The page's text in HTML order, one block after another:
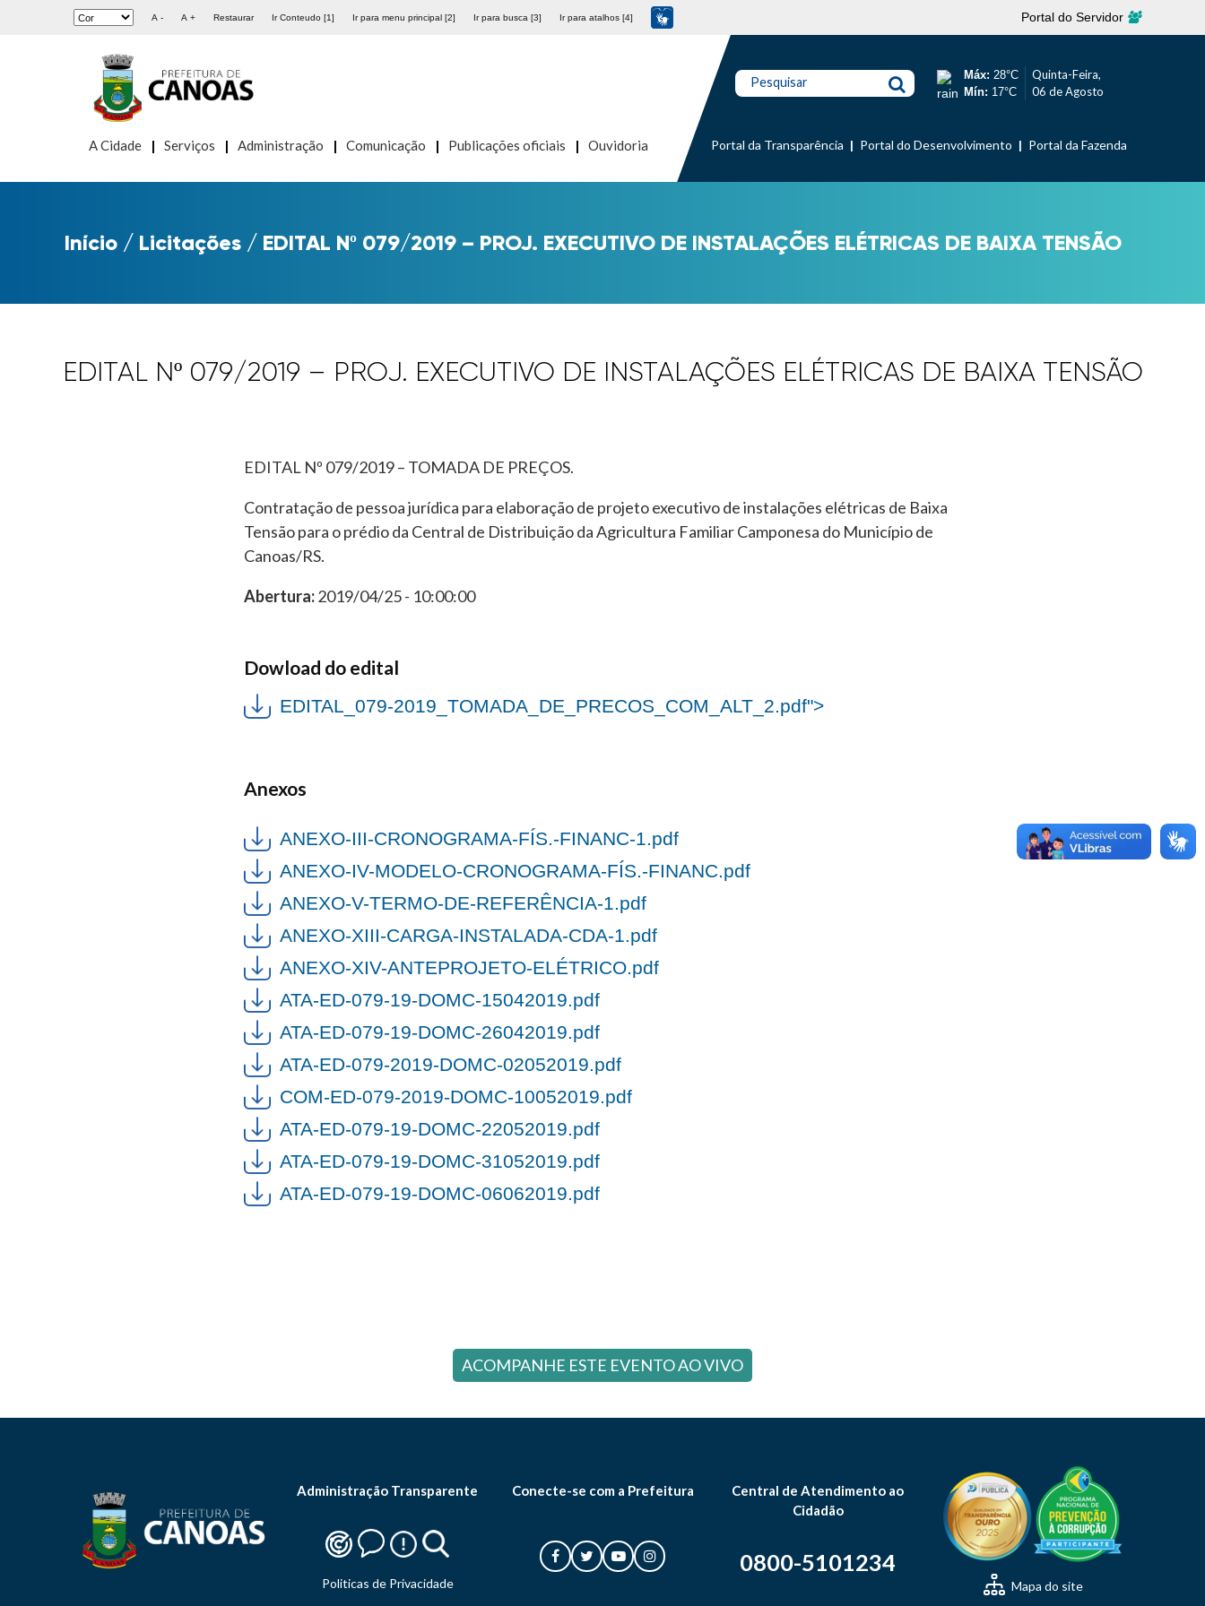
A - A + Restaurar Ir Conteudo [1] Ir para menu principal [2] Ir para busca [3] Ir para atalhos [4] Portal do Servidor
A Cidade Serviços Administração Comunicação Publicações oficiais Ouvidoria
Pesquisar Máx: 28°C
Mín: 17°C
Quinta-Feira,
06 de Agosto
Portal da Transparência Portal do Desenvolvimento Portal da Fazenda
Início / Licitações / EDITAL Nº 079/2019 – PROJ. EXECUTIVO DE INSTALAÇÕES ELÉTRICAS DE BAIXA TENSÃO
EDITAL Nº 079/2019 – PROJ. EXECUTIVO DE INSTALAÇÕES ELÉTRICAS DE BAIXA TENSÃO
EDITAL Nº 079/2019 – TOMADA DE PREÇOS.
Contratação de pessoa jurídica para elaboração de projeto executivo de instalações elétricas de Baixa
Tensão para o prédio da Central de Distribuição da Agricultura Familiar Camponesa do Município de
Canoas/RS.
Abertura:2019/04/25 - 10:00:00
Dowload do edital
EDITAL_079-2019_TOMADA_DE_PRECOS_COM_ALT_2.pdf">
Anexos
ANEXO-III-CRONOGRAMA-FÍS.-FINANC-1.pdf
ANEXO-IV-MODELO-CRONOGRAMA-FÍS.-FINANC.pdf
ANEXO-V-TERMO-DE-REFERÊNCIA-1.pdf
ANEXO-XIII-CARGA-INSTALADA-CDA-1.pdf
ANEXO-XIV-ANTEPROJETO-ELÉTRICO.pdf
ATA-ED-079-19-DOMC-15042019.pdf
ATA-ED-079-19-DOMC-26042019.pdf
ATA-ED-079-2019-DOMC-02052019.pdf
COM-ED-079-2019-DOMC-10052019.pdf
ATA-ED-079-19-DOMC-22052019.pdf
ATA-ED-079-19-DOMC-31052019.pdf
ATA-ED-079-19-DOMC-06062019.pdf
ACOMPANHE ESTE EVENTO AO VIVO
Administração Transparente
Politicas de Privacidade
Conecte-se com a Prefeitura
Central de Atendimento ao
Cidadão
0800-5101234
Mapa do site